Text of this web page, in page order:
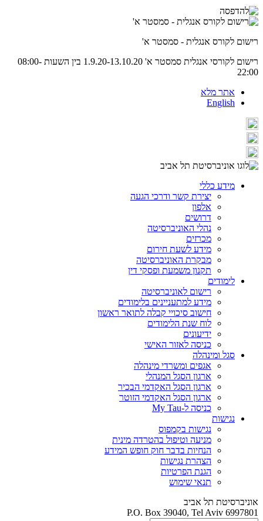
רישום לקורס אנגלית - סמסטר א'
רישום לקורסי אנגלית סמסטר א' 1.9.20-13.10.20 בין השעות 08:00-
22:00
אתר מלא
English
מידע כללי
יצירת קשר ודרכי הגעה
אלפון
דרושים
נהלי האוניברסיטה
מכרזים
מידע לשעת חירום
מבקרת האוניברסיטה
תקנון משמעת ופסקי דין
לימודים
רישום לאוניברסיטה
מידע למתעניינים בלימודים
חישוב סיכויי קבלה לתואר ראשון
לוח שנת הלימודים
ידיעונים
כניסה לאזור האישי
סגל ומינהלה
אגפים ומשרדי מינהלה
ארגון הסגל המנהלי
ארגון הסגל האקדמי הבכיר
ארגון הסגל האקדמי הזוטר
כניסה ל-My Tau
נגישות
נגישות בקמפוס
מניעה וטיפול בהטרדה מינית
הנחיות בדבר חוק חופש המידע
הצהרת נגישות
הגנת הפרטיות
תנאי שימוש
אוניברסיטת תל אביב
P.O. Box 39040, Tel Aviv 6997801